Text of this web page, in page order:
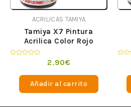
ACRILICAS TAMIYA
Tamiya X7 Pintura
Acrilica Color Rojo
2.90€
Añadir al carrito